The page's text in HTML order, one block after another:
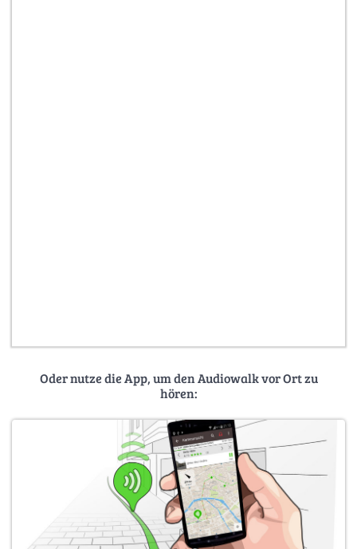
Oder nutze die App, um den Audiowalk vor Ort zu
hören: